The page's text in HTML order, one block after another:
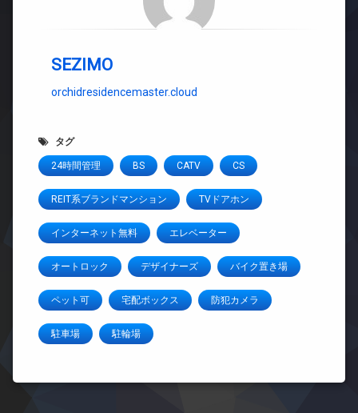
SEZIMO
orchidresidencemaster.cloud
タグ
24時間管理 BS CATV CS
REIT系ブランドマンション TVドアホン
インターネット無料 エレベーター
オートロック デザイナーズ バイク置き場
ペット可 宅配ボックス 防犯カメラ
駐車場 駐輪場